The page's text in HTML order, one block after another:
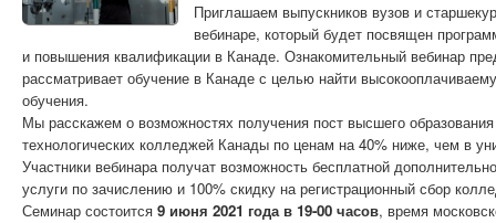
Приглашаем выпускников вузов и
вебинаре, который будет посвящен
и повышения квалификации в Канаде. Ознакомительный вебинар
рассматривает обучение в Канаде с целью найти
обучения.
Мы расскажем о возможностях получения пост высшего
технологических колледжей Канады по ценам на 40% ниже, чем в
Участники вебинара получат возможность бесплатной
услуги по зачислению и 100% скидку на регистрационный сбор
Семинар состоится 9 июня 2021 года в 19-00 часов, время